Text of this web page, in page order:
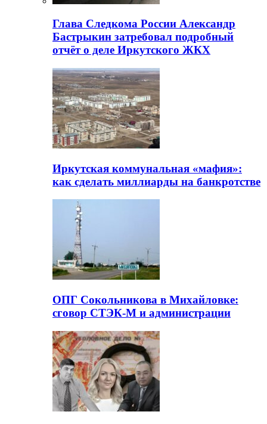
Глава Следкома России Александр
Бастрыкин затребовал подробный
отчёт о деле Иркутского ЖКХ
Иркутская коммунальная «мафия»:
как сделать миллиарды на банкротстве
ОПГ Сокольникова в Михайловке:
сговор СТЭК-М и администрации